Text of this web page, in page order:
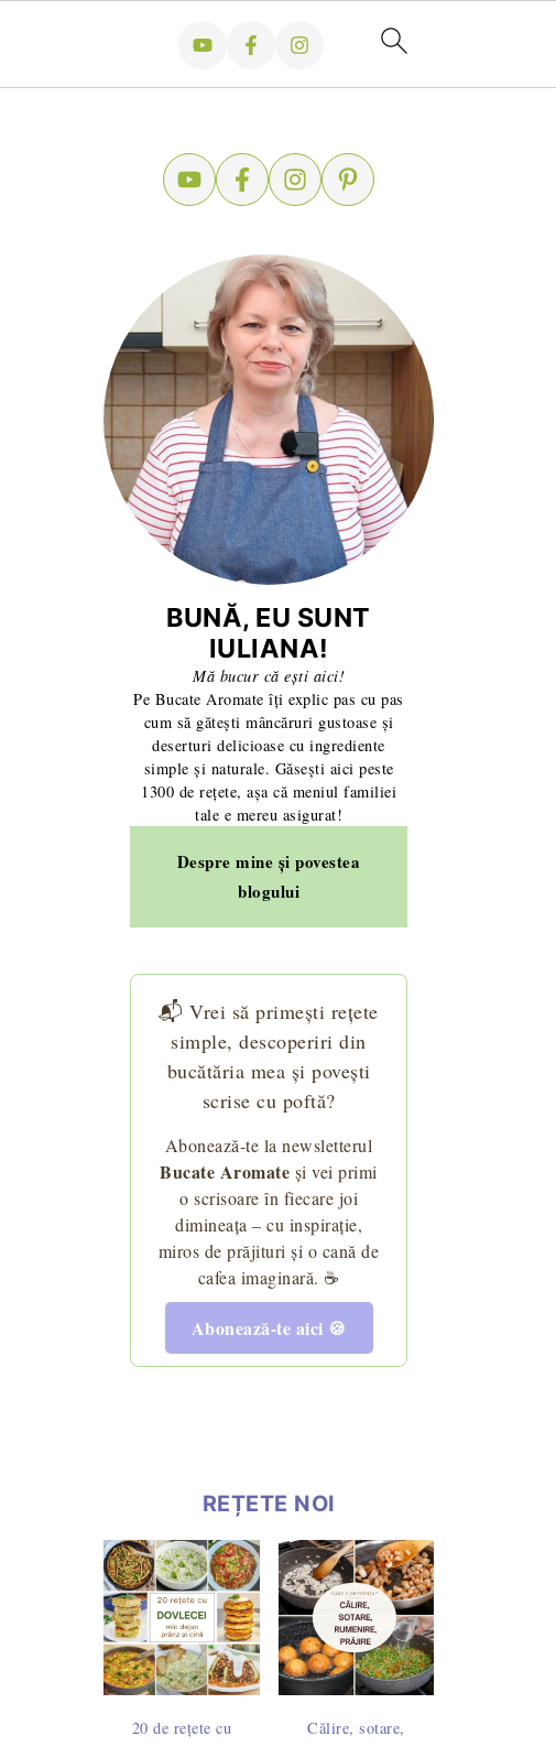
BUNĂ, EU SUNT
IULIANA!
Mă bucur că ești aici!
Pe Bucate Aromate îți explic pas cu pas
cum să gătești mâncăruri gustoase și
deserturi delicioase cu ingrediente
simple și naturale. Găsești aici peste
1300 de rețete, așa că meniul familiei
tale e mereu asigurat!
Despre mine și povestea
blogului
📬 Vrei să primești rețete
simple, descoperiri din
bucătăria mea și povești
scrise cu poftă?
Abonează-te la newsletterul
Bucate Aromate și vei primi
o scrisoare în fiecare joi
dimineața – cu inspirație,
miros de prăjituri și o cană de
cafea imaginară. ☕
Abonează-te aici 🍪
REȚETE NOI
20 de rețete cu
Călire, sotare,